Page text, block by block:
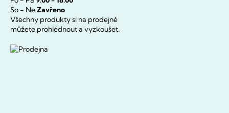
So - NeZavřeno
Všechny produkty si na prodejně
můžete prohlédnout a vyzkoušet.